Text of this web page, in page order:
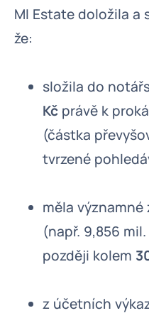
MI Estate doložila a
že:
složila do
Kč právě k
(částka
tvrzené
měla
(např. 9,856
později kolem
z účetních